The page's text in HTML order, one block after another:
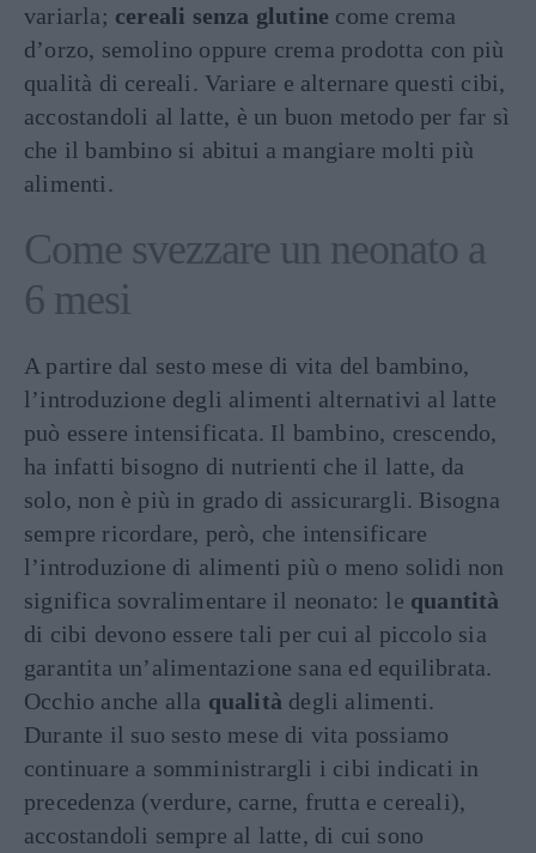
variarla; cereali senza glutine come crema
d’orzo, semolino oppure crema prodotta con più
qualità di cereali. Variare e alternare questi cibi,
accostandoli al latte, è un buon metodo per far sì
che il bambino si abitui a mangiare molti più
alimenti.
Come svezzare un neonato a
6 mesi
A partire dal sesto mese di vita del bambino,
l’introduzione degli alimenti alternativi al latte
può essere intensificata. Il bambino, crescendo,
ha infatti bisogno di nutrienti che il latte, da
solo, non è più in grado di assicurargli. Bisogna
sempre ricordare, però, che intensificare
l’introduzione di alimenti più o meno solidi non
significa sovralimentare il neonato: le quantità
di cibi devono essere tali per cui al piccolo sia
garantita un’alimentazione sana ed equilibrata.
Occhio anche alla qualità degli alimenti.
Durante il suo sesto mese di vita possiamo
continuare a somministrargli i cibi indicati in
precedenza (verdure, carne, frutta e cereali),
accostandoli sempre al latte, di cui sono